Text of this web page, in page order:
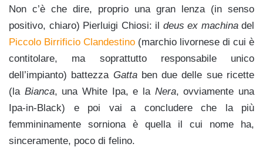
Non c’è che dire, proprio una gran lenza (in senso
positivo, chiaro) Pierluigi Chiosi: il deus ex machinadel
Piccolo Birrificio Clandestino (marchio livornese di cui è
contitolare, ma soprattutto responsabile unico
dell’impianto) battezza Gattaben due delle sue ricette
(la Bianca, una White Ipa, e la Nera, ovviamente una
Ipa-in-Black) e poi vai a concludere che la più
femmininamente sorniona è quella il cui nome ha,
sinceramente, poco di felino.